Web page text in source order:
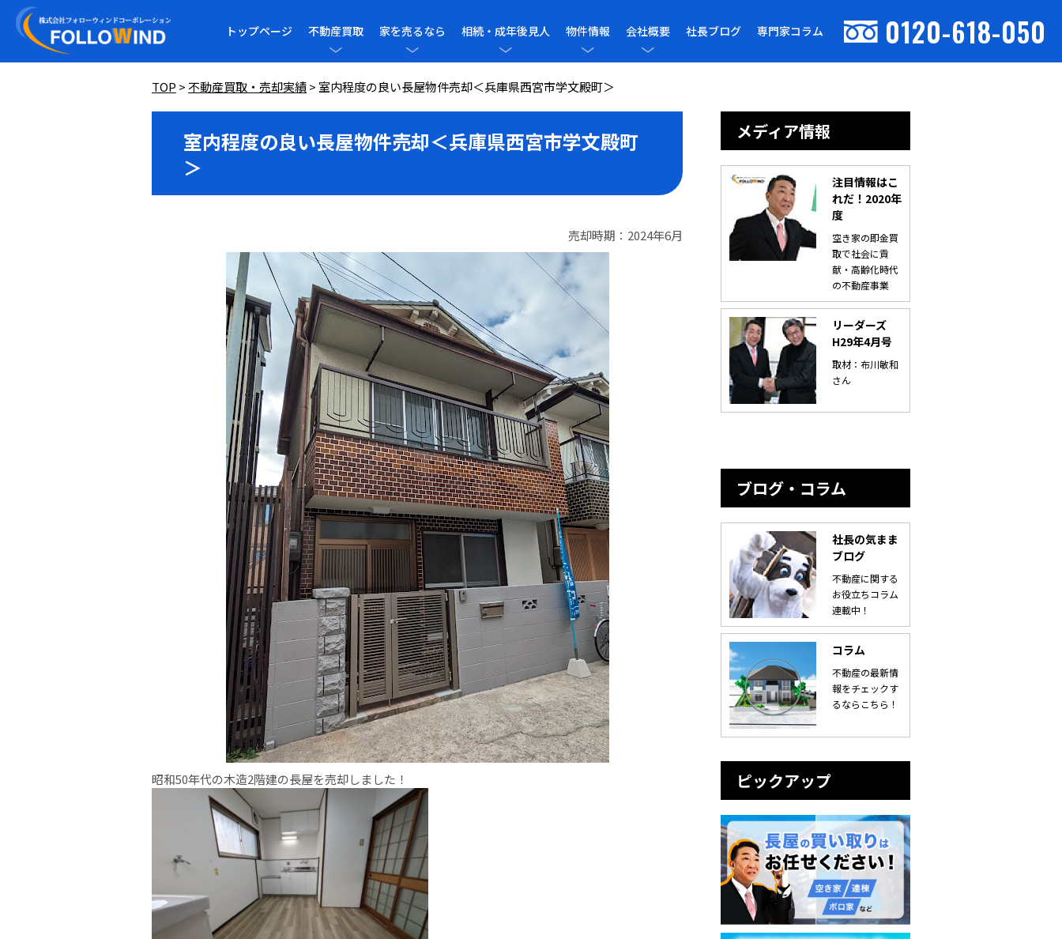
トップページ 不動産買取 家を売るなら 相続・成年後見人 物件情報 会社概要 社長ブログ 専門家コラム 0120-618-050
TOP >不動産買取・売却実績> 室内程度の良い長屋物件売却＜兵庫県西宮市学文殿町＞
室内程度の良い長屋物件売却＜兵庫県西宮市学文殿町
＞
売却時期：2024年6月
昭和50年代の木造2階建の長屋を売却しました！
メディア情報
注目情報はこ
れだ！2020年
度
空き家の即金買
取で社会に貢
献・高齢化時代
の不動産事業
リーダーズ
H29年4月号
取材：布川敏和
さん
ブログ・コラム
社長の気まま
ブログ
不動産に関する
お役立ちコラム
連載中！
コラム
不動産の最新情
報をチェックす
るならこちら！
ピックアップ